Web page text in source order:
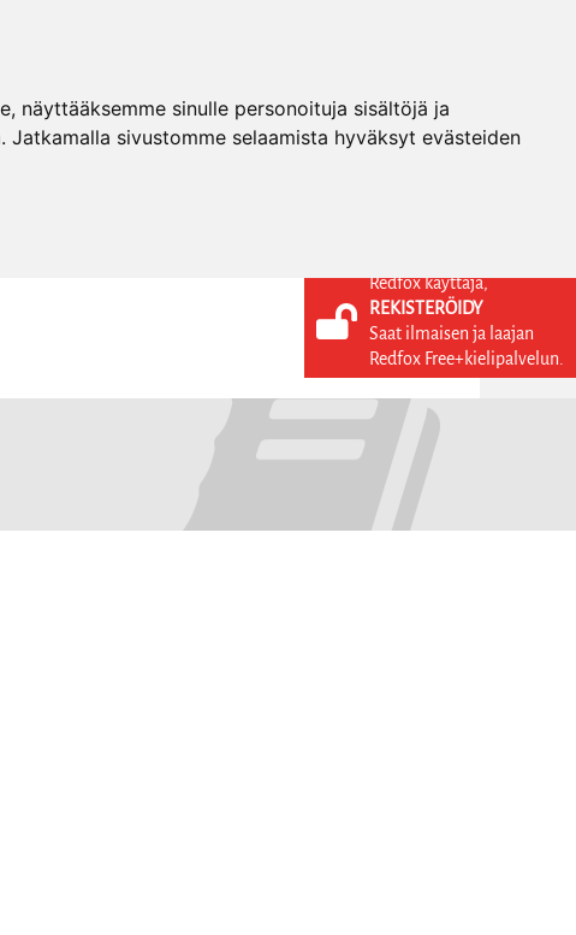
näyttääksemme sinulle personoituja sisältöjä ja
sivustomme selaamista hyväksyt evästeiden
KIRJAUDU SISÄÄN
REKISTERÖIDY
Redfox käyttäjä,
REKISTERÖIDY
Saat ilmaisen ja laajan
Redfox Free+kielipalvelun.